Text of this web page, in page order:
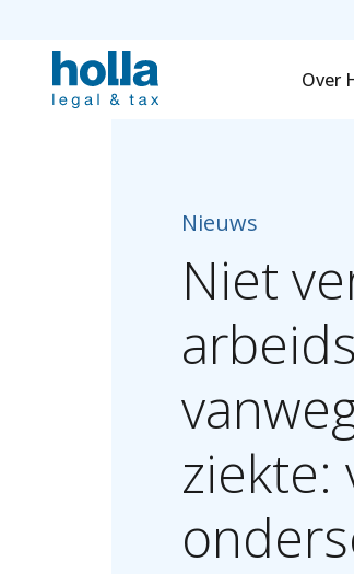
Over
Nieuws
Niet
ziekte: